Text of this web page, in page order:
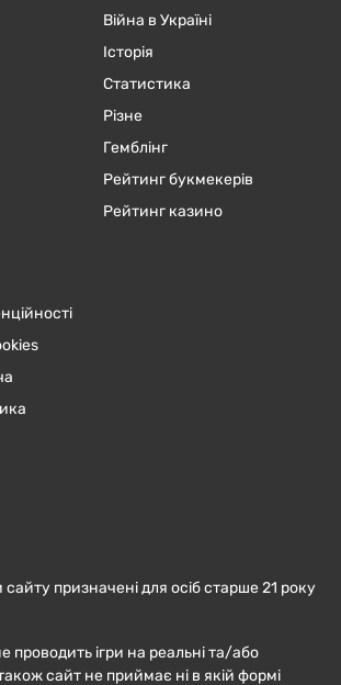
Війна в Україні
Історія
Статистика
Різне
Гемблінг
Рейтинг букмекерів
Рейтинг казино
сайту призначені для осіб старше 21 року
проводить ігри на реальні та/або
також сайт не приймає ні в якій формі